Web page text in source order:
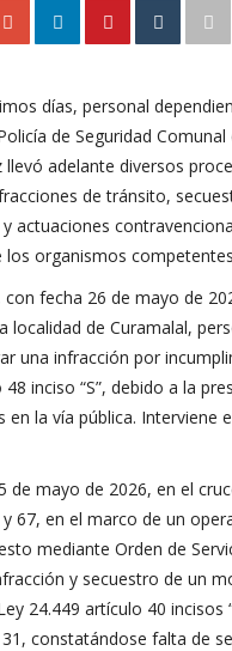
días, personal
de Seguridad
llevó adelante diversos
de tránsito,
actuaciones
los organismos
fecha 26 de mayo de
localidad de Curamalal,
una infracción por
inciso “S”, debido a la
en la vía pública. Interviene
de mayo de 2026, en el
67, en el marco de un
mediante Orden de
y secuestro de un
24.449 artículo 40 incisos
constatándose falta de